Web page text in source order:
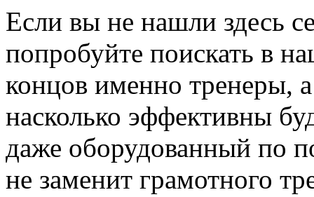
Если вы не нашли здесь
попробуйте поискать в
концов именно тренеры,
насколько эффективны
даже оборудованный по
не заменит грамотного